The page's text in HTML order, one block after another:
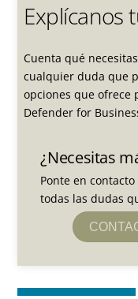
Explícanos
Cuenta qué
cualquier duda que
opciones que ofrece
Defender for
¿Necesitas
Ponte en
todas las dudas